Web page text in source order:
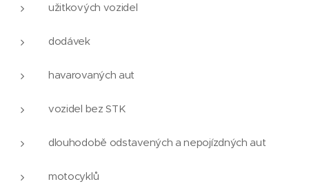
užitkových vozidel
dodávek
havarovaných aut
vozidel bez STK
dlouhodobě odstavených a nepojízdných aut
motocyklů